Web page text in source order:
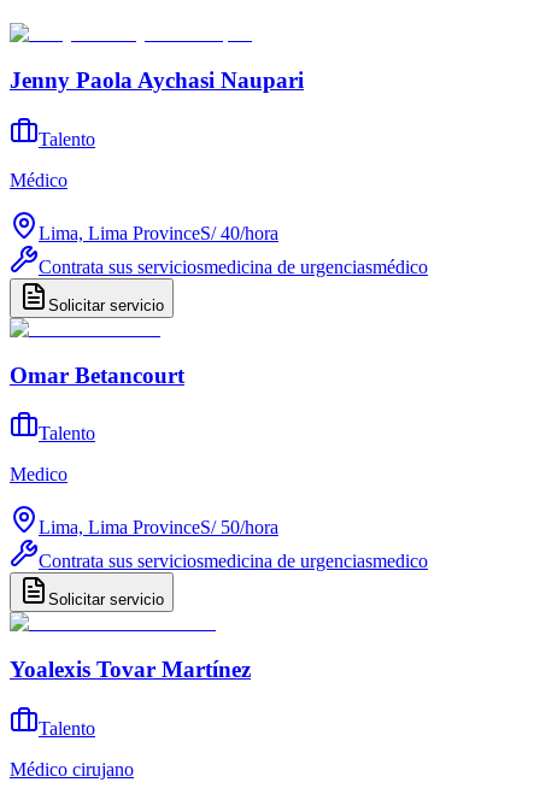
Jenny Paola Aychasi Naupari
Talento
Médico
Lima, Lima ProvinceS/ 40/hora
Contrata sus serviciosmedicina de urgenciasmédico
Solicitar servicio
Omar Betancourt
Talento
Medico
Lima, Lima ProvinceS/ 50/hora
Contrata sus serviciosmedicina de urgenciasmedico
Solicitar servicio
Yoalexis Tovar Martínez
Talento
Médico cirujano